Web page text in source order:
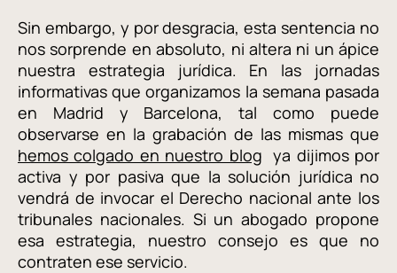
Sin embargo, y por desgracia, esta sentencia no
nos sorprende en absoluto, ni altera ni un ápice
nuestra estrategia jurídica. En las jornadas
informativas que organizamos la semana pasada
en Madrid y Barcelona, tal como puede
observarse en la grabación de las mismas que
hemos colgado en nuestro blog ya dijimos por
activa y por pasiva que la solución jurídica no
vendrá de invocar el Derecho nacional ante los
tribunales nacionales. Si un abogado propone
esa estrategia, nuestro consejo es que no
contraten ese servicio.